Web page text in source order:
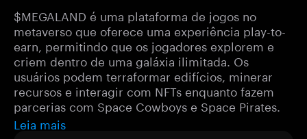
$MEGALAND é uma plataforma de jogos no
metaverso que oferece uma experiência play-to-
earn, permitindo que os jogadores explorem e
criem dentro de uma galáxia ilimitada. Os
usuários podem terraformar edifícios, minerar
recursos e interagir com NFTs enquanto fazem
parcerias com Space Cowboys e Space Pirates.
Leia mais